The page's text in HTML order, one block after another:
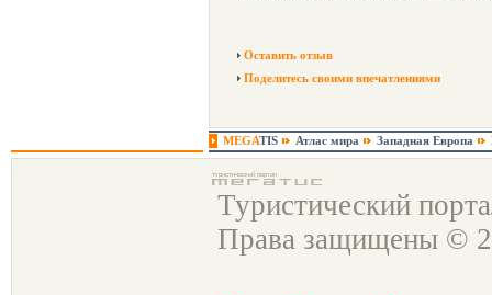
Оставить отзыв
Поделитесь своими впечатлениями
MEGATIS Атлас мира Западная Европа
Туристический
Права защищены ©